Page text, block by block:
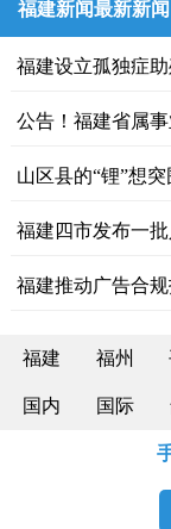
福建新闻最新新闻
福建设立孤独症
公告！福建省属
山区县的“锂”想突
福建四市发布一
福建推动广告合
福建 福州
国内 国际